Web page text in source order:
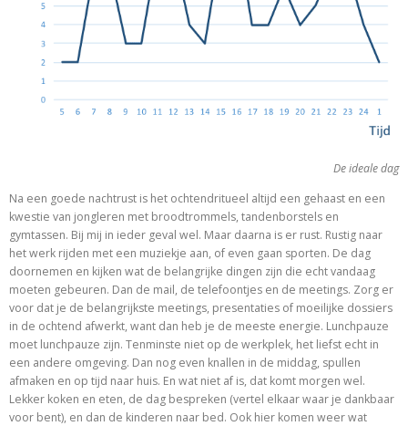
De ideale dag
Na een goede nachtrust is het ochtendritueel altijd een gehaast en een
kwestie van jongleren met broodtrommels, tandenborstels en
gymtassen. Bij mij in ieder geval wel. Maar daarna is er rust. Rustig naar
het werk rijden met een muziekje aan, of even gaan sporten. De dag
doornemen en kijken wat de belangrijke dingen zijn die echt vandaag
moeten gebeuren. Dan de mail, de telefoontjes en de meetings. Zorg er
voor dat je de belangrijkste meetings, presentaties of moeilijke dossiers
in de ochtend afwerkt, want dan heb je de meeste energie. Lunchpauze
moet lunchpauze zijn. Tenminste niet op de werkplek, het liefst echt in
een andere omgeving. Dan nog even knallen in de middag, spullen
afmaken en op tijd naar huis. En wat niet af is, dat komt morgen wel.
Lekker koken en eten, de dag bespreken (vertel elkaar waar je dankbaar
voor bent), en dan de kinderen naar bed. Ook hier komen weer wat